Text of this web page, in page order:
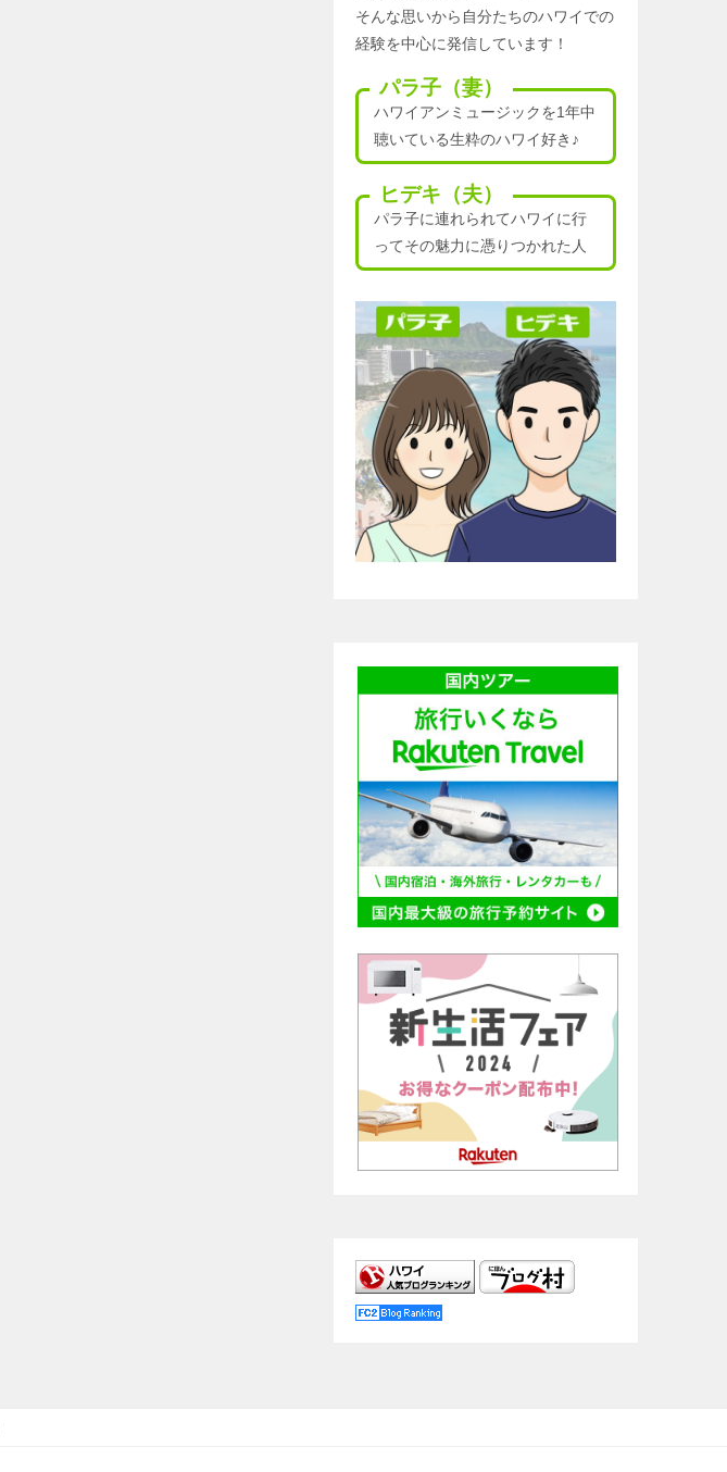
そんな思いから自分たちのハワイでの
経験を中心に発信しています！
パラ子（妻）
ハワイアンミュージックを1年中
聴いている生粋のハワイ好き♪
ヒデキ（夫）
パラ子に連れられてハワイに行
ってその魅力に憑りつかれた人